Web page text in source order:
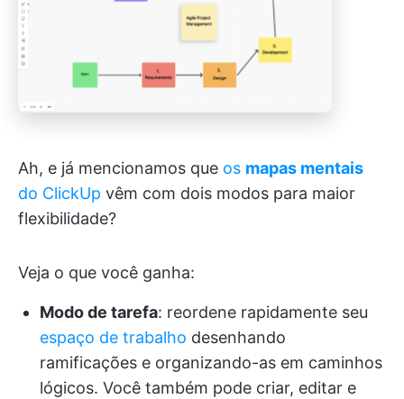
Ah, e já mencionamos que os mapas mentais
do ClickUp vêm com dois modos para maior
flexibilidade?
Veja o que você ganha:
Modo de tarefa: reordene rapidamente seu
espaço de trabalho desenhando
ramificações e organizando-as em caminhos
lógicos. Você também pode criar, editar e